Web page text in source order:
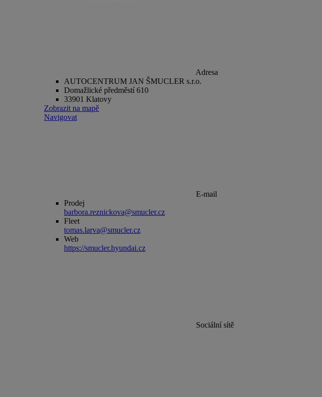
Adresa
AUTOCENTRUM JAN ŠMUCLER s.r.o.
Domažlické předměstí 610
33901 Klatovy
Zobrazit na mapě
Navigovat
E-mail
Prodej
barbora.reznickova@smucler.cz
Fleet
tomas.larva@smucler.cz
Web
https://smucler.hyundai.cz
Sociální sítě